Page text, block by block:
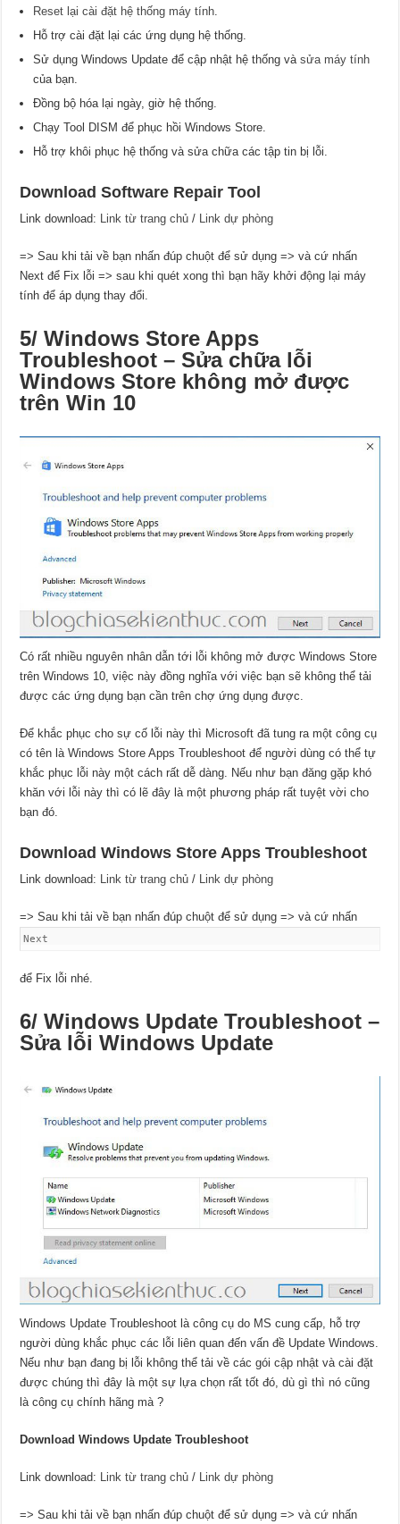
Reset lại cài đặt hệ thống máy tính
Hỗ trợ cài đặt lại các ứng dụng hệ thống.
Sử dụng Windows Update để cập nhật hệ thống vàsửa máy tính
của bạn.
Đồng bộ hóa lại ngày, giờ hệ thống.
Chạy Tool DISM để phục hồi Windows Store.
Hỗ trợ khôi phục hệ thống và sửa chữa các tập tin bị lỗi.
Download Software Repair Tool
Link download: Link từ trang chủ / Link dự phòng
=> Sau khi tải về bạn nhấn đúp chuột để sử dụng => và cứ nhấn
Next để Fix lỗi => sau khi quét xong thì bạn hãy khởi động lại máy
tính để áp dụng thay đổi.
5/ Windows Store Apps
Troubleshoot – Sửa chữa lỗi
Windows Store không mở được
trên Win 10
Có rất nhiều nguyên nhân dẫn tới lỗi không mở được Windows Store
trên Windows 10, việc này đồng nghĩa với việc bạn sẽ không thể tải
được các ứng dụng bạn cần trên chợ ứng dụng được.
Để khắc phục cho sự cố lỗi này thì Microsoft đã tung ra một công cụ
có tên là Windows Store Apps Troubleshoot để người dùng có thể tự
khắc phục lỗi này một cách rất dễ dàng. Nếu như bạn đăng gặp khó
khăn với lỗi này thì có lẽ đây là một phương pháp rất tuyệt vời cho
bạn đó.
Download Windows Store Apps Troubleshoot
Link download: Link từ trang chủ / Link dự phòng
=> Sau khi tải về bạn nhấn đúp chuột để sử dụng => và cứ nhấn
Next
để Fix lỗi nhé.
6/ Windows Update Troubleshoot –
Sửa lỗi Windows Update
Windows Update Troubleshoot là công cụ do MS cung cấp, hỗ trợ
người dùng khắc phục các lỗi liên quan đến vấn đề Update Windows.
Nếu như bạn đang bị lỗi không thể tải về các gói cập nhật và cài đặt
được chúng thì đây là một sự lựa chọn rất tốt đó, dù gì thì nó cũng
là công cụ chính hãng mà ?
Download Windows Update Troubleshoot
Link download: Link từ trang chủ / Link dự phòng
=> Sau khi tải về bạn nhấn đúp chuột để sử dụng => và cứ nhấn